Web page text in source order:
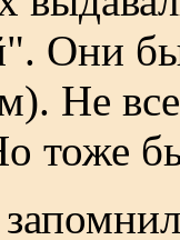
Они
Не
тоже